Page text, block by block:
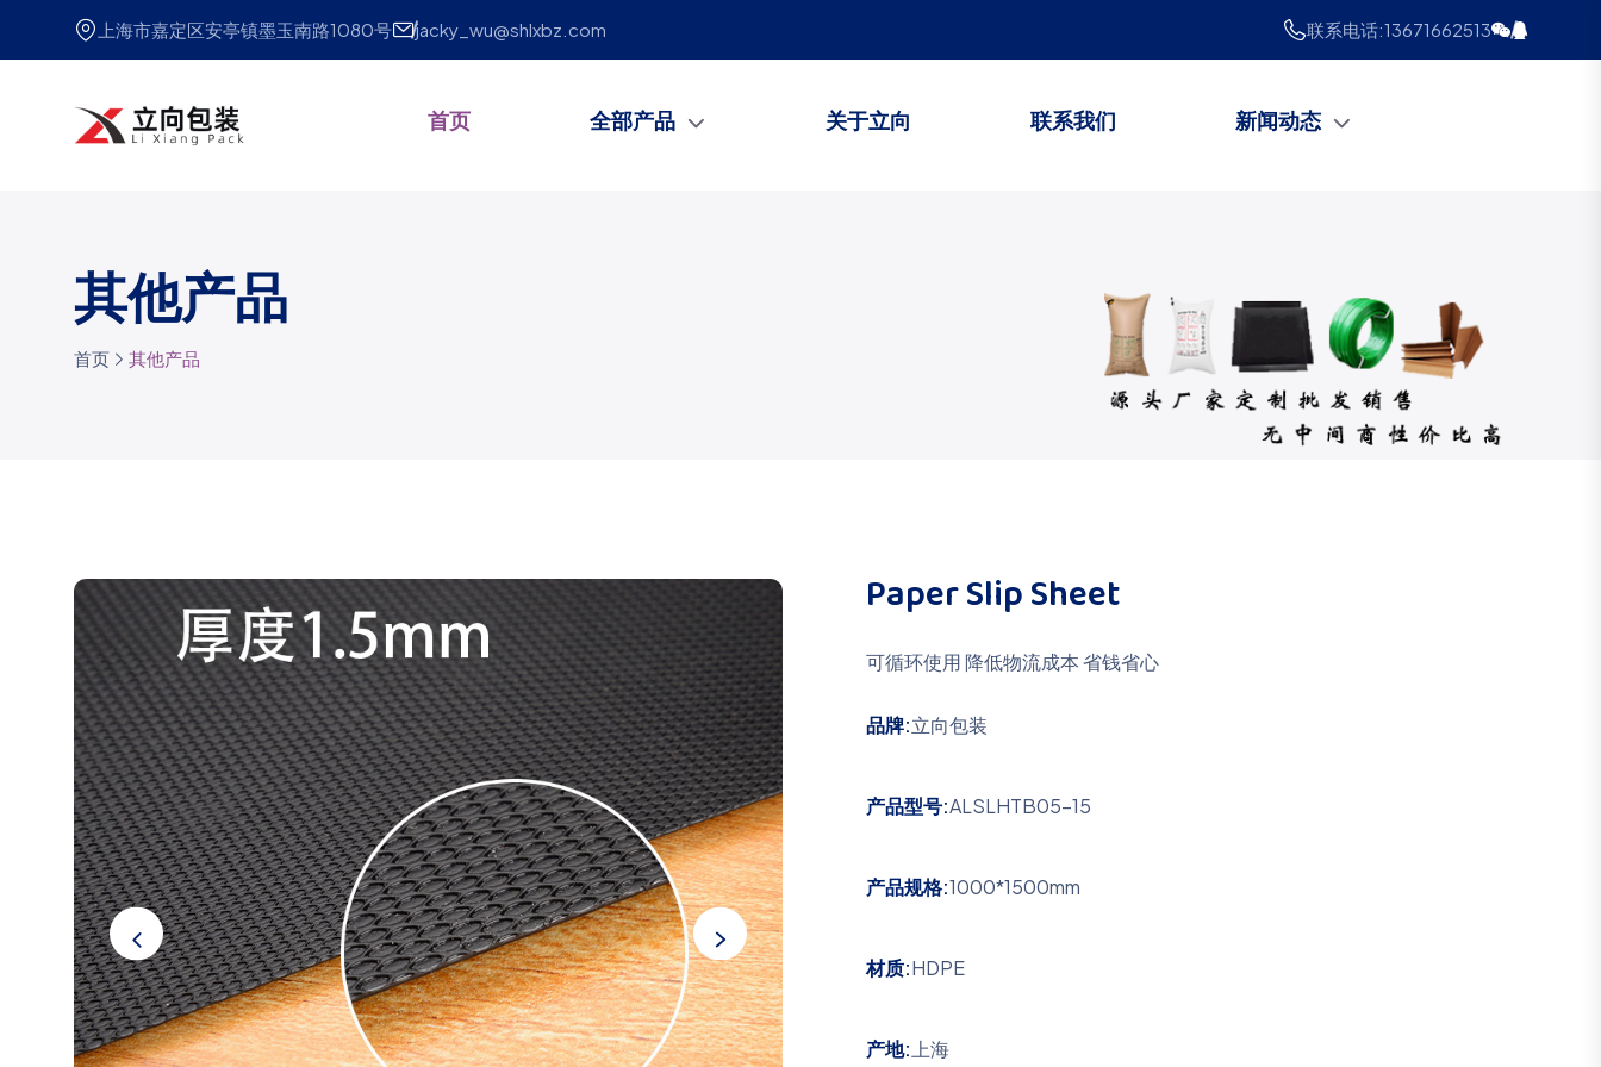
上海市嘉定区安亭镇墨玉南路1080号 jacky_wu@shlxbz.com 联系电话:13671662513
首页 全部产品 关于立向 联系我们 新闻动态
其他产品
首页 其他产品
Paper Slip Sheet
可循环使用 降低物流成本 省钱省心
品牌:立向包装
产品型号:ALSLHTB05-15
产品规格:1000*1500mm
材质:HDPE
产地: 上海